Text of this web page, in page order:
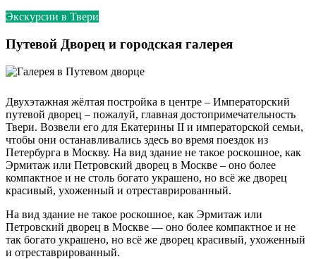
Экскурсии в Твери
Путевой Дворец и городская галерея
Двухэтажная жёлтая постройка в центре – Императорский
путевой дворец – пожалуй, главная достопримечательность
Твери. Возвели его для Екатерины II и императорской семьи,
чтобы они останавливались здесь во время поездок из
Петербурга в Москву. На вид здание не такое роскошное, как
Эрмитаж или Петровский дворец в Москве – оно более
компактное и не столь богато украшено, но всё же дворец
красивый, ухоженный и отреставрированный.
На вид здание не такое роскошное, как Эрмитаж или
Петровский дворец в Москве — оно более компактное и не
так богато украшено, но всё же дворец красивый, ухоженный
и отреставрированный.